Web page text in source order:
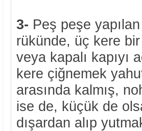
3- Peş peşe
rükünde, üç kere bir
veya kapalı kapıyı
kere çiğnemek
arasında kalmış,
ise de, küçük de
dışardan alıp